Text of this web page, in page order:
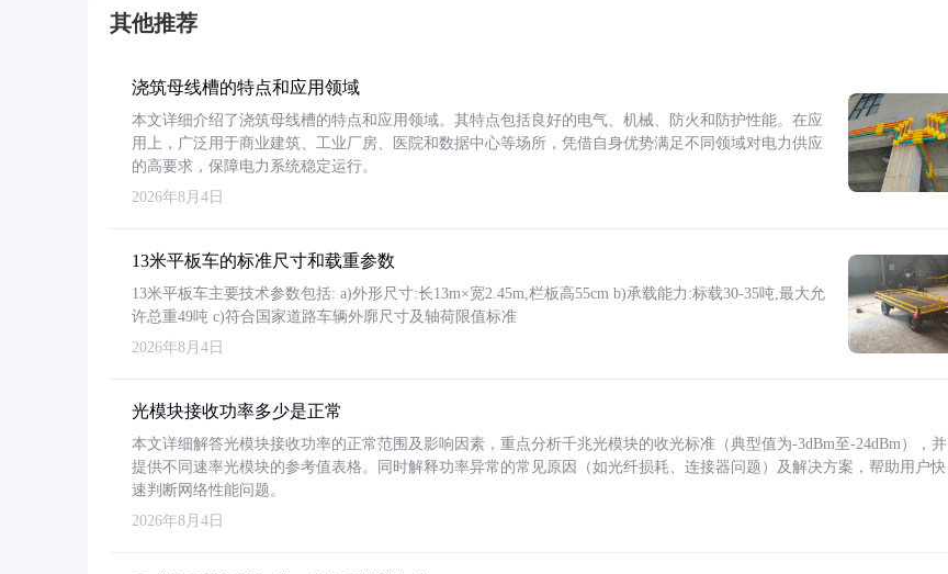
其他推荐
浇筑母线槽的特点和应用领域
本文详细介绍了浇筑母线槽的特点和应用领域。其特点包括良好的电气、机械、防火和防护性能。在应
用上，广泛用于商业建筑、工业厂房、医院和数据中心等场所，凭借自身优势满足不同领域对电力供应
的高要求，保障电力系统稳定运行。
2026年8月4日
13米平板车的标准尺寸和载重参数
13米平板车主要技术参数包括: a)外形尺寸:长13m×宽2.45m,栏板高55cm b)承载能力:标载30-35吨,最大允
许总重49吨 c)符合国家道路车辆外廓尺寸及轴荷限值标准
2026年8月4日
光模块接收功率多少是正常
本文详细解答光模块接收功率的正常范围及影响因素，重点分析千兆光模块的收光标准（典型值为-3dBm至-24dBm），并
提供不同速率光模块的参考值表格。同时解释功率异常的常见原因（如光纤损耗、连接器问题）及解决方案，帮助用户快
速判断网络性能问题。
2026年8月4日